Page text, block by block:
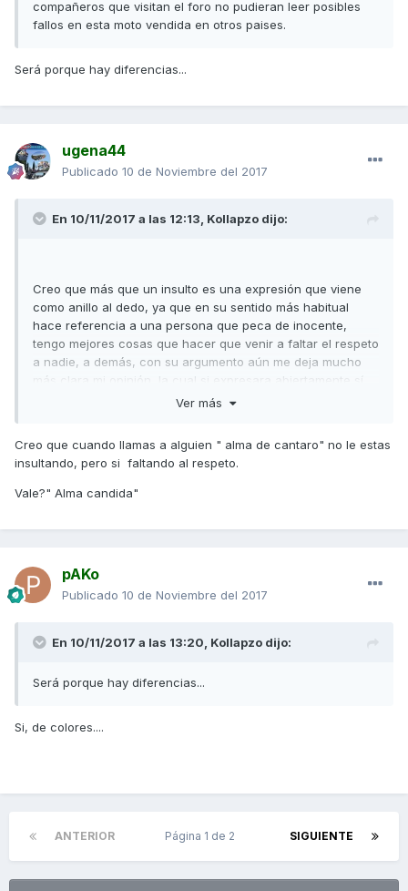
compañeros que visitan el foro no pudieran leer posibles
fallos en esta moto vendida en otros paises.
Será porque hay diferencias...
ugena44
Publicado 10 de Noviembre del 2017
En 10/11/2017 a las 12:13, Kollapzo dijo:
Creo que más que un insulto es una expresión que viene
como anillo al dedo, ya que en su sentido más habitual
hace referencia a una persona que peca de inocente,
tengo mejores cosas que hacer que venir a faltar el respeto
a nadie, a demás, con su argumento aún me deja mucho
más clara mi opinión, la cual si expresara abiertamente sí
podría considerarse una falta de respeto...
Ver más
Creo que cuando llamas a alguien " alma de cantaro" no le estas
insultando, pero si faltando al respeto.
Vale?" Alma candida"
pAKo
Publicado 10 de Noviembre del 2017
En 10/11/2017 a las 13:20, Kollapzo dijo:
Será porque hay diferencias...
Si, de colores....
ANTERIOR SIGUIENTE
Página 1 de 2